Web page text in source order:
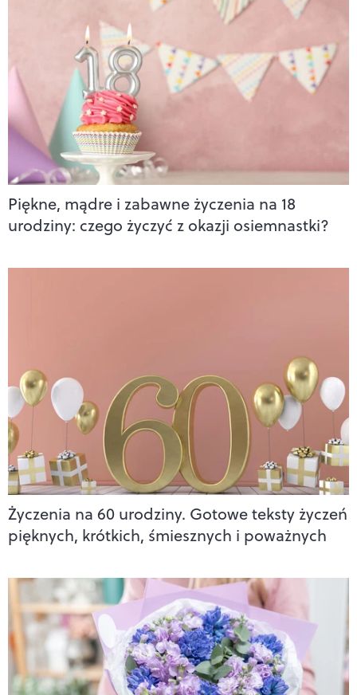
Piękne, mądre i zabawne życzenia na 18
urodziny: czego życzyć z okazji osiemnastki?
Życzenia na 60 urodziny. Gotowe teksty życzeń
pięknych, krótkich, śmiesznych i poważnych